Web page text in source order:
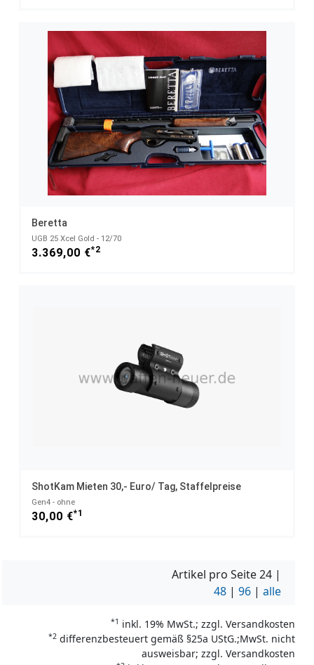
Beretta
UGB 25 Xcel Gold - 12/70
3.369,00 €*2
ShotKam Mieten 30,- Euro/ Tag, Staffelpreise
Gen4 - ohne
30,00 €*1
Artikel pro Seite24 |
48 | 96 | alle
*1 inkl. 19% MwSt.; zzgl. Versandkosten
*2 differenzbesteuert gemäß §25a UStG.;MwSt. nicht
ausweisbar; zzgl. Versandkosten